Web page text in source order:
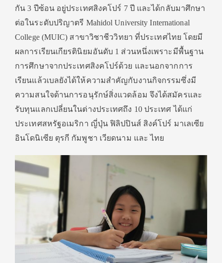
กัน 3 ปีซ้อน อยู่ประเทศสิงคโปร์ 7 ปี และได้กลับมาศึกษา
ต่อในระดับปริญาตรี Mahidol University International
College (MUIC) สาขาวิชาชีววิทยา ที่ประเทศไทย โดยมี
ผลการเรียนเกียรตินิยมอันดับ 1 ส่วนหนึ่งเพราะมีพื้นฐาน
การศึกษาจากประเทศสิงคโปร์ด้วย และนอกจากการ
เรียนแล้วเบลยังได้ให้ความสำคัญกับงานกิจกรรมซึ่งมี
ความสนใจด้านการอนุรักษ์สิ่งแวดล้อม จึงได้สมัครและ
รับทุนแลกเปลี่ยนในต่างประเทศถึง 10 ประเทศ ได้แก่
ประเทศสหรัฐอเมริกา ญี่ปุ่น ฟิลิปปินส์ สิงค์โปร์ มาเลเซีย
อินโดนิเซีย ตุรกี กัมพูชา เวียดนาม และ ไทย